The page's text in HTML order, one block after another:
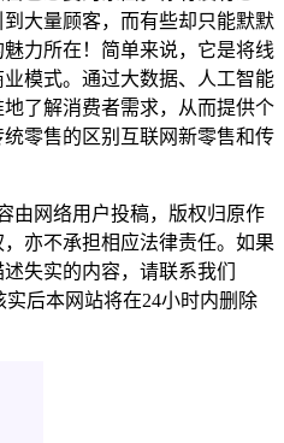
大量顾客，而有些却只能默默
力所在！简单来说，它是将线
业模式。通过大数据、人工智能
了解消费者需求，从而提供个
零售的区别互联网新零售和传
由网络用户投稿，版权归原作
亦不承担相应法律责任。如果
失实的内容，请联系我们
实后本网站将在24小时内删除